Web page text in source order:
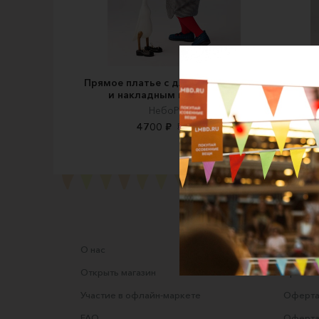
Прямое платье с длинным рукавом
и накладным воротником
НебоРечка
4700 ₽ 5130 ₽
О нас
Открыть магазин
Участие в офлайн-маркете